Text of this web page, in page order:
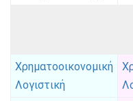
Χρηματοοικονομική
Λογιστική